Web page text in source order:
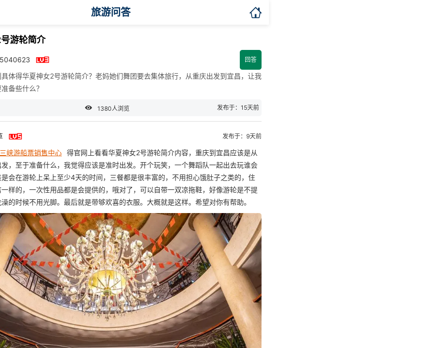
旅游问答 
游轮简介
 回答
体得华夏神女2号游轮简介？老妈她们舞团要去集体旅行，从重庆出发到宜昌，让我
备些什么？
 1380人浏览 发布于：15天前
 发布于：9天前
三峡游船票销售中心 得官网上看看华夏神女2号游轮简介内容，重庆到宜昌应该是从
，至于准备什么，我觉得应该是准时出发。开个玩笑，一个舞蹈队一起出去玩谁会
会在游轮上呆上至少4天的时间，三餐都是很丰富的，不用担心饿肚子之类的，住
样的，一次性用品都是会提供的，哦对了，可以自带一双凉拖鞋，好像游轮是不提
的时候不用光脚。最后就是带够欢喜的衣服。大概就是这样。希望对你有帮助。